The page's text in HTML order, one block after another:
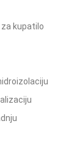
kupatilo